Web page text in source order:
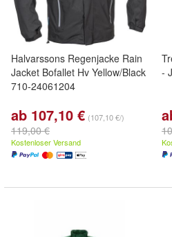
Halvarssons Regenjacke Rain
Jacket Bofallet Hv Yellow/Black
710-24061204
ab 107,10 € (107,10 €/)
119,00 €
Kostenloser Versand
-